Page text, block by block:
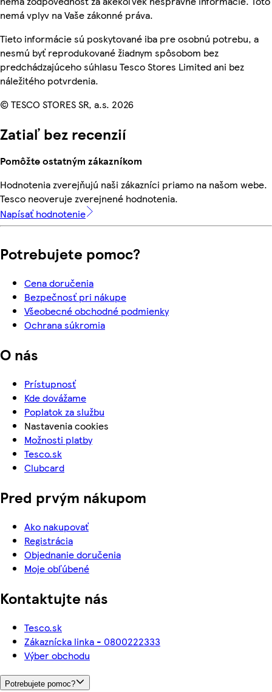
nemá vplyv na Vaše zákonné práva.
Tieto informácie sú poskytované iba pre osobnú potrebu, a
nesmú byť reprodukované žiadnym spôsobom bez
predchádzajúceho súhlasu Tesco Stores Limited ani bez
náležitého potvrdenia.
© TESCO STORES SR, a.s. 2026
Zatiaľ bez recenzií
Pomôžte ostatným zákazníkom
Hodnotenia zverejňujú naši zákazníci priamo na našom webe.
Tesco neoveruje zverejnené hodnotenia.
Napísať hodnotenie
Potrebujete pomoc?
Cena doručenia
Bezpečnosť pri nákupe
Všeobecné obchodné podmienky
Ochrana súkromia
O nás
Prístupnosť
Kde dovážame
Poplatok za službu
Nastavenia cookies
Možnosti platby
Tesco.sk
Clubcard
Pred prvým nákupom
Ako nakupovať
Registrácia
Objednanie doručenia
Moje obľúbené
Kontaktujte nás
Tesco.sk
Zákaznícka linka - 0800222333
Výber obchodu
Potrebujete pomoc?